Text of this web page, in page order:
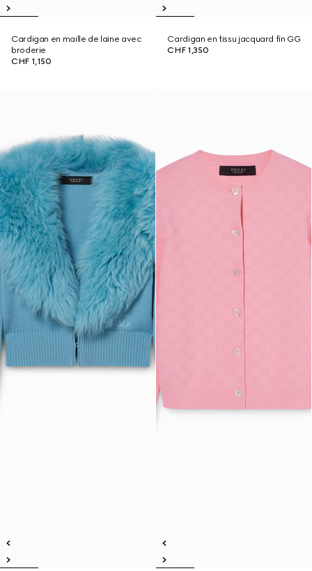
Cardigan en maille de laine avec
broderie
CHF 1,150
Cardigan en tissu jacquard fin GG
CHF 1,350